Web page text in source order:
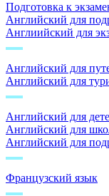
Подготовка к
Английский для
Англиийский для
Английский для
Английский для
Английский для
Английский для
Английский для
Французский язык